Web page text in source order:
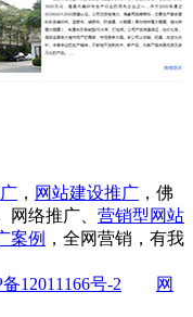
， 网站建设推广 ，佛
络推广、 营销型网站
案例 ，全网营销，有我
12011166号-2
网